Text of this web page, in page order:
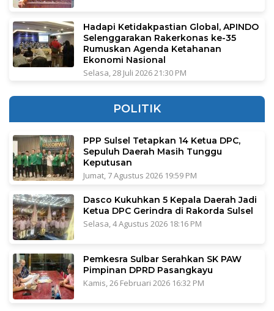
Hadapi Ketidakpastian Global, APINDO
Selenggarakan Rakerkonas ke-35
Rumuskan Agenda Ketahanan
Ekonomi Nasional
Selasa, 28 Juli 2026 21:30 PM
POLITIK
PPP Sulsel Tetapkan 14 Ketua DPC,
Sepuluh Daerah Masih Tunggu
Keputusan
Jumat, 7 Agustus 2026 19:59 PM
Dasco Kukuhkan 5 Kepala Daerah Jadi
Ketua DPC Gerindra di Rakorda Sulsel
Selasa, 4 Agustus 2026 18:16 PM
Pemkesra Sulbar Serahkan SK PAW
Pimpinan DPRD Pasangkayu
Kamis, 26 Februari 2026 16:32 PM